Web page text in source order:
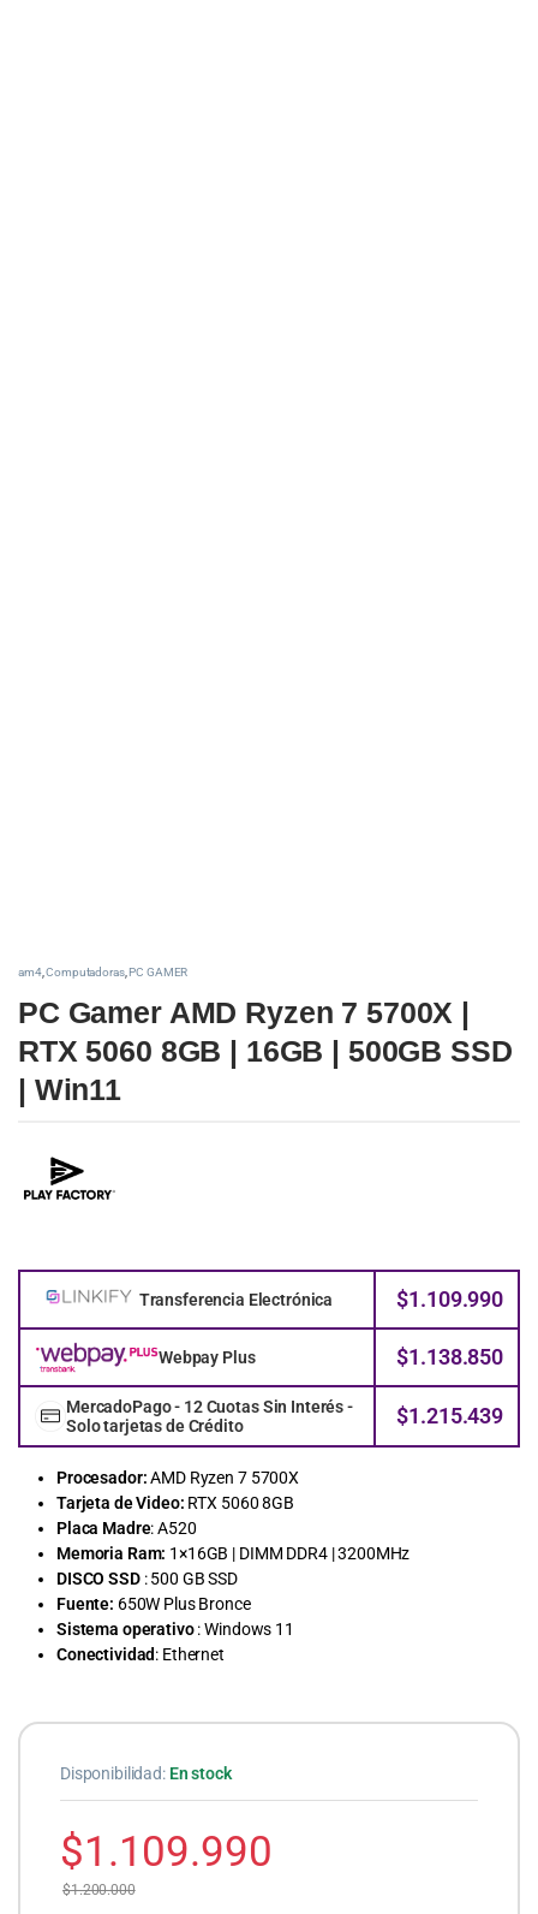
am4,Computadoras,PC GAMER
PC Gamer AMD Ryzen 7 5700X |
RTX 5060 8GB | 16GB | 500GB SSD
| Win11
Transferencia Electrónica $1.109.990
Webpay Plus $1.138.850
MercadoPago - 12 Cuotas Sin Interés -
Solo tarjetas de Crédito
$1.215.439
Procesador:AMD Ryzen 7 5700X
Tarjeta de Video: RTX 5060 8GB
Placa Madre: A520
Memoria Ram: 1×16GB | DIMM DDR4 | 3200MHz
DISCO SSD: 500 GB SSD
Fuente: 650W Plus Bronce
Sistema operativo: Windows 11
Conectividad: Ethernet
Disponibilidad: En stock
$1.109.990
$1.200.000